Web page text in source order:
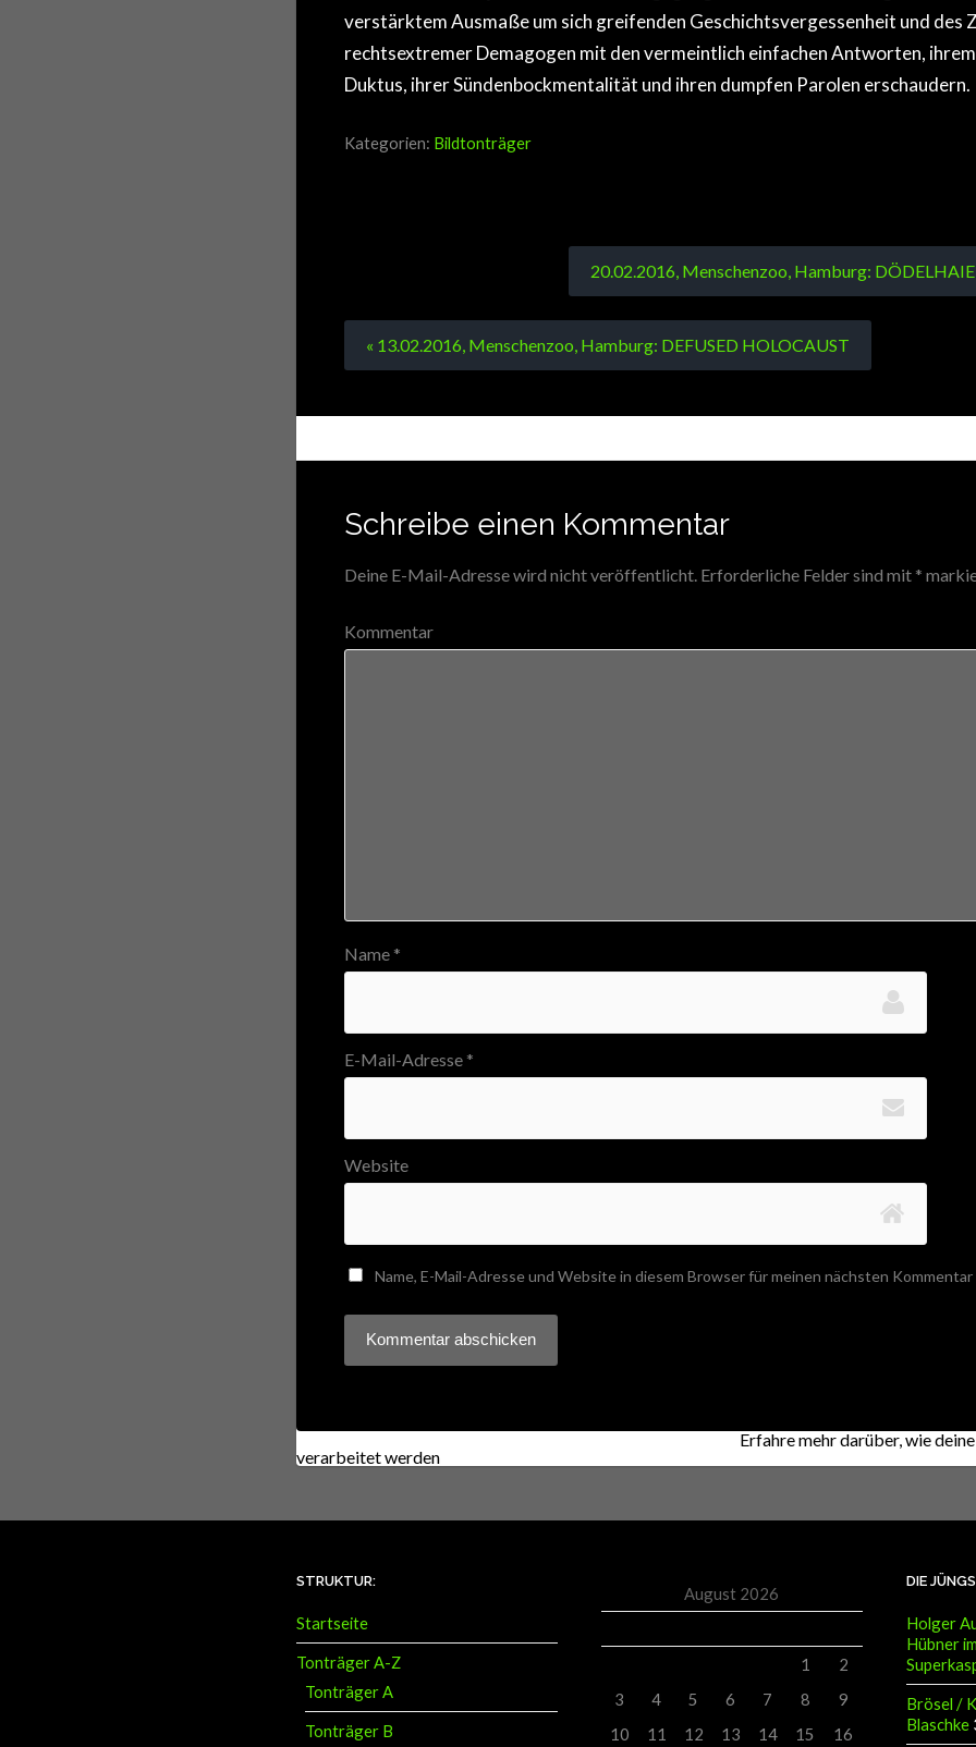
verstärktem Ausmaße um sich greifenden Geschichtsvergessenheit und des
rechtsextremer Demagogen mit den vermeintlich einfachen Antworten,
Duktus, ihrer Sündenbockmentalität und ihren dumpfen Parolen erschaudern.
Kategorien: Bildtonträger
20.02.2016, Menschenzoo, Hamburg:
« 13.02.2016, Menschenzoo, Hamburg: DEFUSED HOLOCAUST
Schreibe einen Kommentar
Deine E-Mail-Adresse wird nicht veröffentlicht. Erforderliche Felder sind mit *
Kommentar
Name *
E-Mail-Adresse *
Website
Name, E-Mail-Adresse und Website in diesem Browser für meinen nächsten Kommentar
Diese Website verwendet Akismet, um Spam zu reduzieren.Erfahre mehr darüber, wie
verarbeitet werden
STRUKTUR:
Startseite
Tonträger A-Z
Tonträger A
Tonträger B
August 2026
1
2
3
4 5 6 7 8
9
10
11 12 13 14 15 16
DIE
Holger
Hübner
Brösel /
Blaschke